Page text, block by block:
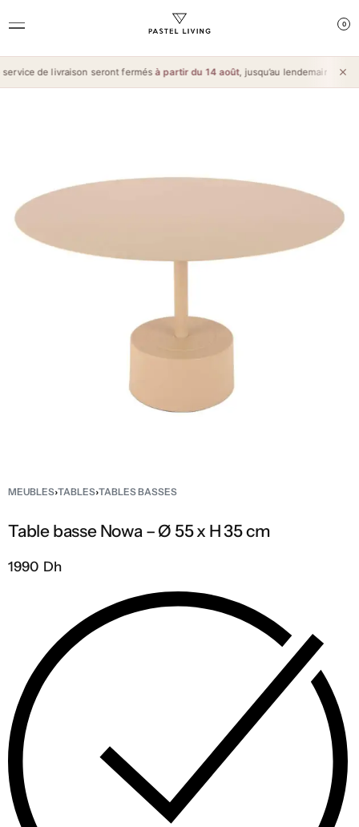
0
de livraison seront fermésà partir du 14 août, jusqu’au lendemain de l’
MEUBLES›TABLES›TABLES BASSES
Table basse Nowa – Ø 55 x H 35 cm
1990 Dh